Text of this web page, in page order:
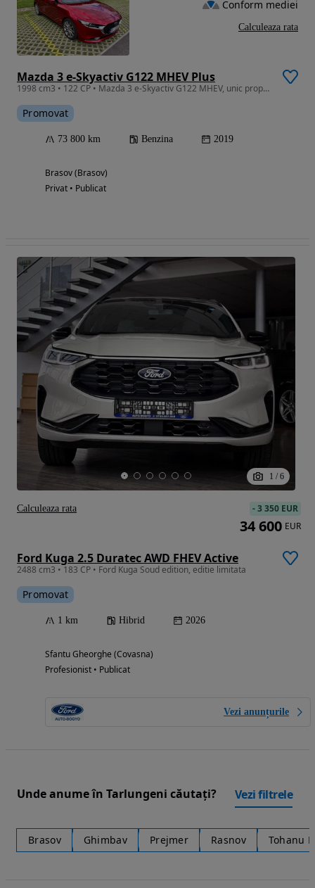
Mazda 3 e-Skyactiv G122 MHEV Plus
1998 cm3 • 122 CP • Mazda 3 e-Skyactiv G122 MHEV, unic proprietar, înmatriculată în 2020.
Promovat
73 800 km Benzina 2019
Brasov (Brasov)
Privat • Publicat
Conform mediei
Calculeaza rata
1 / 6
Ford Kuga 2.5 Duratec AWD FHEV Active
2488 cm3 • 183 CP • Ford Kuga Soud edition, editie limitata
Promovat
1 km Hibrid 2026
Sfantu Gheorghe (Covasna)
Profesionist • Publicat
Vezi anunțurile
-3 350 EUR
34 600 EUR
Calculeaza rata
Unde anume în Tarlungeni căutați? Vezi filtrele
Brasov Ghimbav Prejmer Rasnov Tohanu